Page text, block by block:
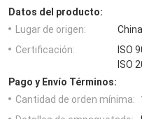
Datos del producto:
Lugar de origen:
Certificación:
ISO
ISO
Pago y Envío Términos:
Cantidad de orden mínima: